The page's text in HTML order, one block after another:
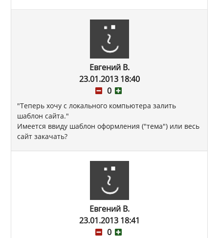
Евгений В.
23.01.2013 18:40
0
"Теперь хочу с локального компьютера залить
шаблон сайта."
Имеется ввиду шаблон оформления ("тема") или весь
сайт закачать?
Евгений В.
23.01.2013 18:41
0